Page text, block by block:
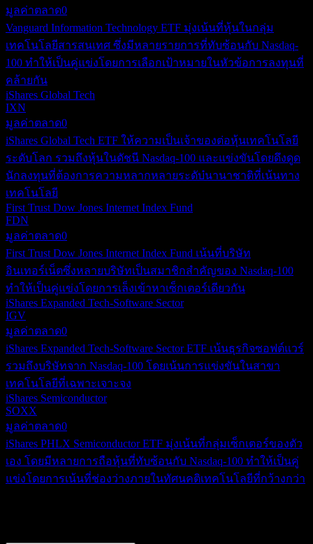
มูลค่าตลาด0
Vanguard Information Technology ETF มุ่งเน้นที่หุ้นในกลุ่ม
เทคโนโลยีสารสนเทศ ซึ่งมีหลายรายการที่ทับซ้อนกับ Nasdaq-
100 ทำให้เป็นคู่แข่งโดยการเลือกเป้าหมายในหัวข้อการลงทุนที่
คล้ายกัน
iShares Global Tech
IXN
มูลค่าตลาด0
iShares Global Tech ETF ให้ความเป็นเจ้าของต่อหุ้นเทคโนโลยี
ระดับโลก รวมถึงหุ้นในดัชนี Nasdaq-100 และแข่งขันโดยดึงดูด
นักลงทุนที่ต้องการความหลากหลายระดับ๋นานาชาติที่เน้นทาง
เทคโนโลยี
First Trust Dow Jones Internet Index Fund
FDN
มูลค่าตลาด0
First Trust Dow Jones Internet Index Fund เน้นที่บริษัท
อินเทอร์เน็ตซึ่งหลายบริษัทเป็นสมาชิกสำคัญของ Nasdaq-100
ทำให้เป็นคู่แข่งโดยการเล็งเข้าหาเซ็กเตอร์เดียวกัน
iShares Expanded Tech-Software Sector
IGV
มูลค่าตลาด0
iShares Expanded Tech-Software Sector ETF เน้นธุรกิจซอฟต์แวร์
รวมถึงบริษัทจาก Nasdaq-100 โดยเน้นการแข่งขันในสาขา
เทคโนโลยีที่เฉพาะเจาะจง
iShares Semiconductor
SOXX
มูลค่าตลาด0
iShares PHLX Semiconductor ETF มุ่งเน้นที่กลุ่มเซ็กเตอร์ของตัว
เอง โดยมีหลายการถือหุ้นที่ทับซ้อนกับ Nasdaq-100 ทำให้เป็นคู่
แข่งโดยการเน้นที่ช่องว่างภายในทัศนคติเทคโนโลยีที่กว้างกว่า